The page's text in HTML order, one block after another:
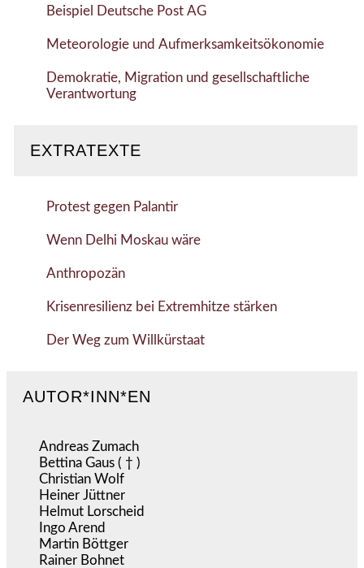
Beispiel Deutsche Post AG
Meteorologie und Aufmerksamkeitsökonomie
Demokratie, Migration und gesellschaftliche
Verantwortung
EXTRATEXTE
Protest gegen Palantir
Wenn Delhi Moskau wäre
Anthropozän
Krisenresilienz bei Extremhitze stärken
Der Weg zum Willkürstaat
AUTOR*INN*EN
Andreas Zumach
Bettina Gaus ( † )
Christian Wolf
Heiner Jüttner
Helmut Lorscheid
Ingo Arend
Martin Böttger
Rainer Bohnet